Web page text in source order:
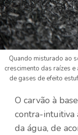
Quando misturado ao
crescimento das raízes
de gases de efeito
O carvão à
contra-intuitiva
da água, de